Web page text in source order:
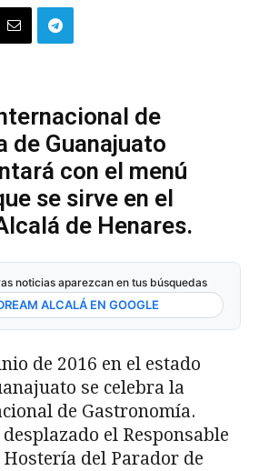
de
de Guanajuato
con el menú
se sirve en el
de Henares.
noticias aparezcan en tus búsquedas
ALCALÁ EN GOOGLE
de 2016 en el estado
se celebra la
de Gastronomía.
el Responsable
del Parador de